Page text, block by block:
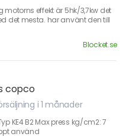
effekt är 5hk/3,7kw det
det mesta. har använt den till
Blocket.se
copco
i 1 månader
KE4 B2 Max press kg/cm2: 7
använd